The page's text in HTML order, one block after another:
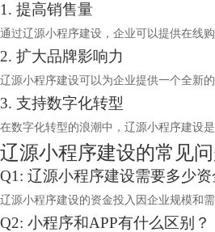
1. 提高销售量
通过辽源小程序建设，企业可以提供在线
2. 扩大品牌影响力
辽源小程序建设可以为企业提供一个全新
3. 支持数字化转型
在数字化转型的浪潮中，辽源小程序建设
辽源小程序建设的常见问
Q1: 辽源小程序建设需要多少资
辽源小程序建设的资金投入因企业规模和
Q2: 小程序和APP有什么区别？